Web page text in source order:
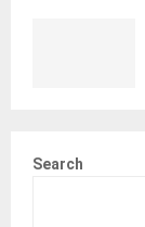
Search